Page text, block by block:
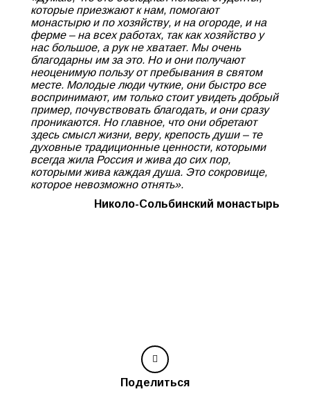
которые приезжают к нам, помогают
монастырю и по хозяйству, и на огороде, и на
ферме – на всех работах, так как хозяйство у
нас большое, а рук не хватает. Мы очень
благодарны им за это. Но и они получают
неоценимую пользу от пребывания в святом
месте. Молодые люди чуткие, они быстро все
воспринимают, им только стоит увидеть добрый
пример, почувствовать благодать, и они сразу
проникаются. Но главное, что они обретают
здесь смысл жизни, веру, крепость души – те
духовные традиционные ценности, которыми
всегда жила Россия и жива до сих пор,
которыми жива каждая душа. Это сокровище,
которое невозможно отнять».
Николо-Сольбинский монастырь
Поделиться